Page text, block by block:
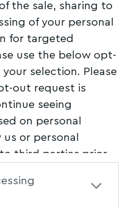
the sale, sharing to
of your personal
for targeted
use the below opt-
selection. Please
out request is
seeing
on personal
or personal
third parties prior
of your personal